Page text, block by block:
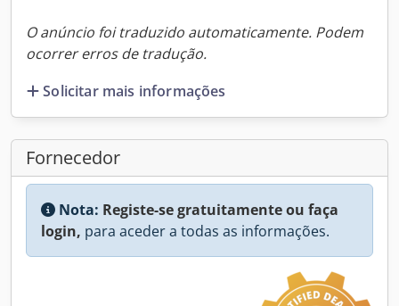
O anúncio foi traduzido automaticamente. Podem
ocorrer erros de tradução.
Solicitar mais informações
Fornecedor
Nota: Registe-se gratuitamente ou faça
login, para aceder a todas as informações.